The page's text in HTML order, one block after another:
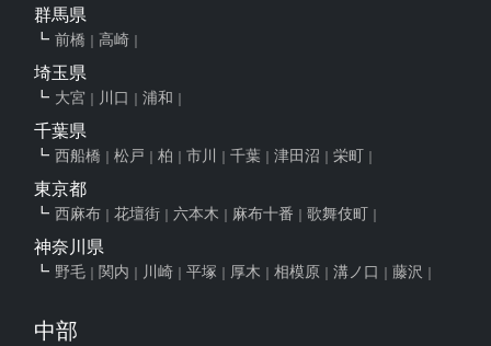
群馬県
前橋 高崎
埼玉県
大宮 川口 浦和
千葉県
西船橋 松戸 柏 市川 千葉 津田沼 栄町
東京都
西麻布 花壇街 六本木 麻布十番 歌舞伎町
神奈川県
野毛 関内 川崎 平塚 厚木 相模原 溝ノ口 藤沢
中部